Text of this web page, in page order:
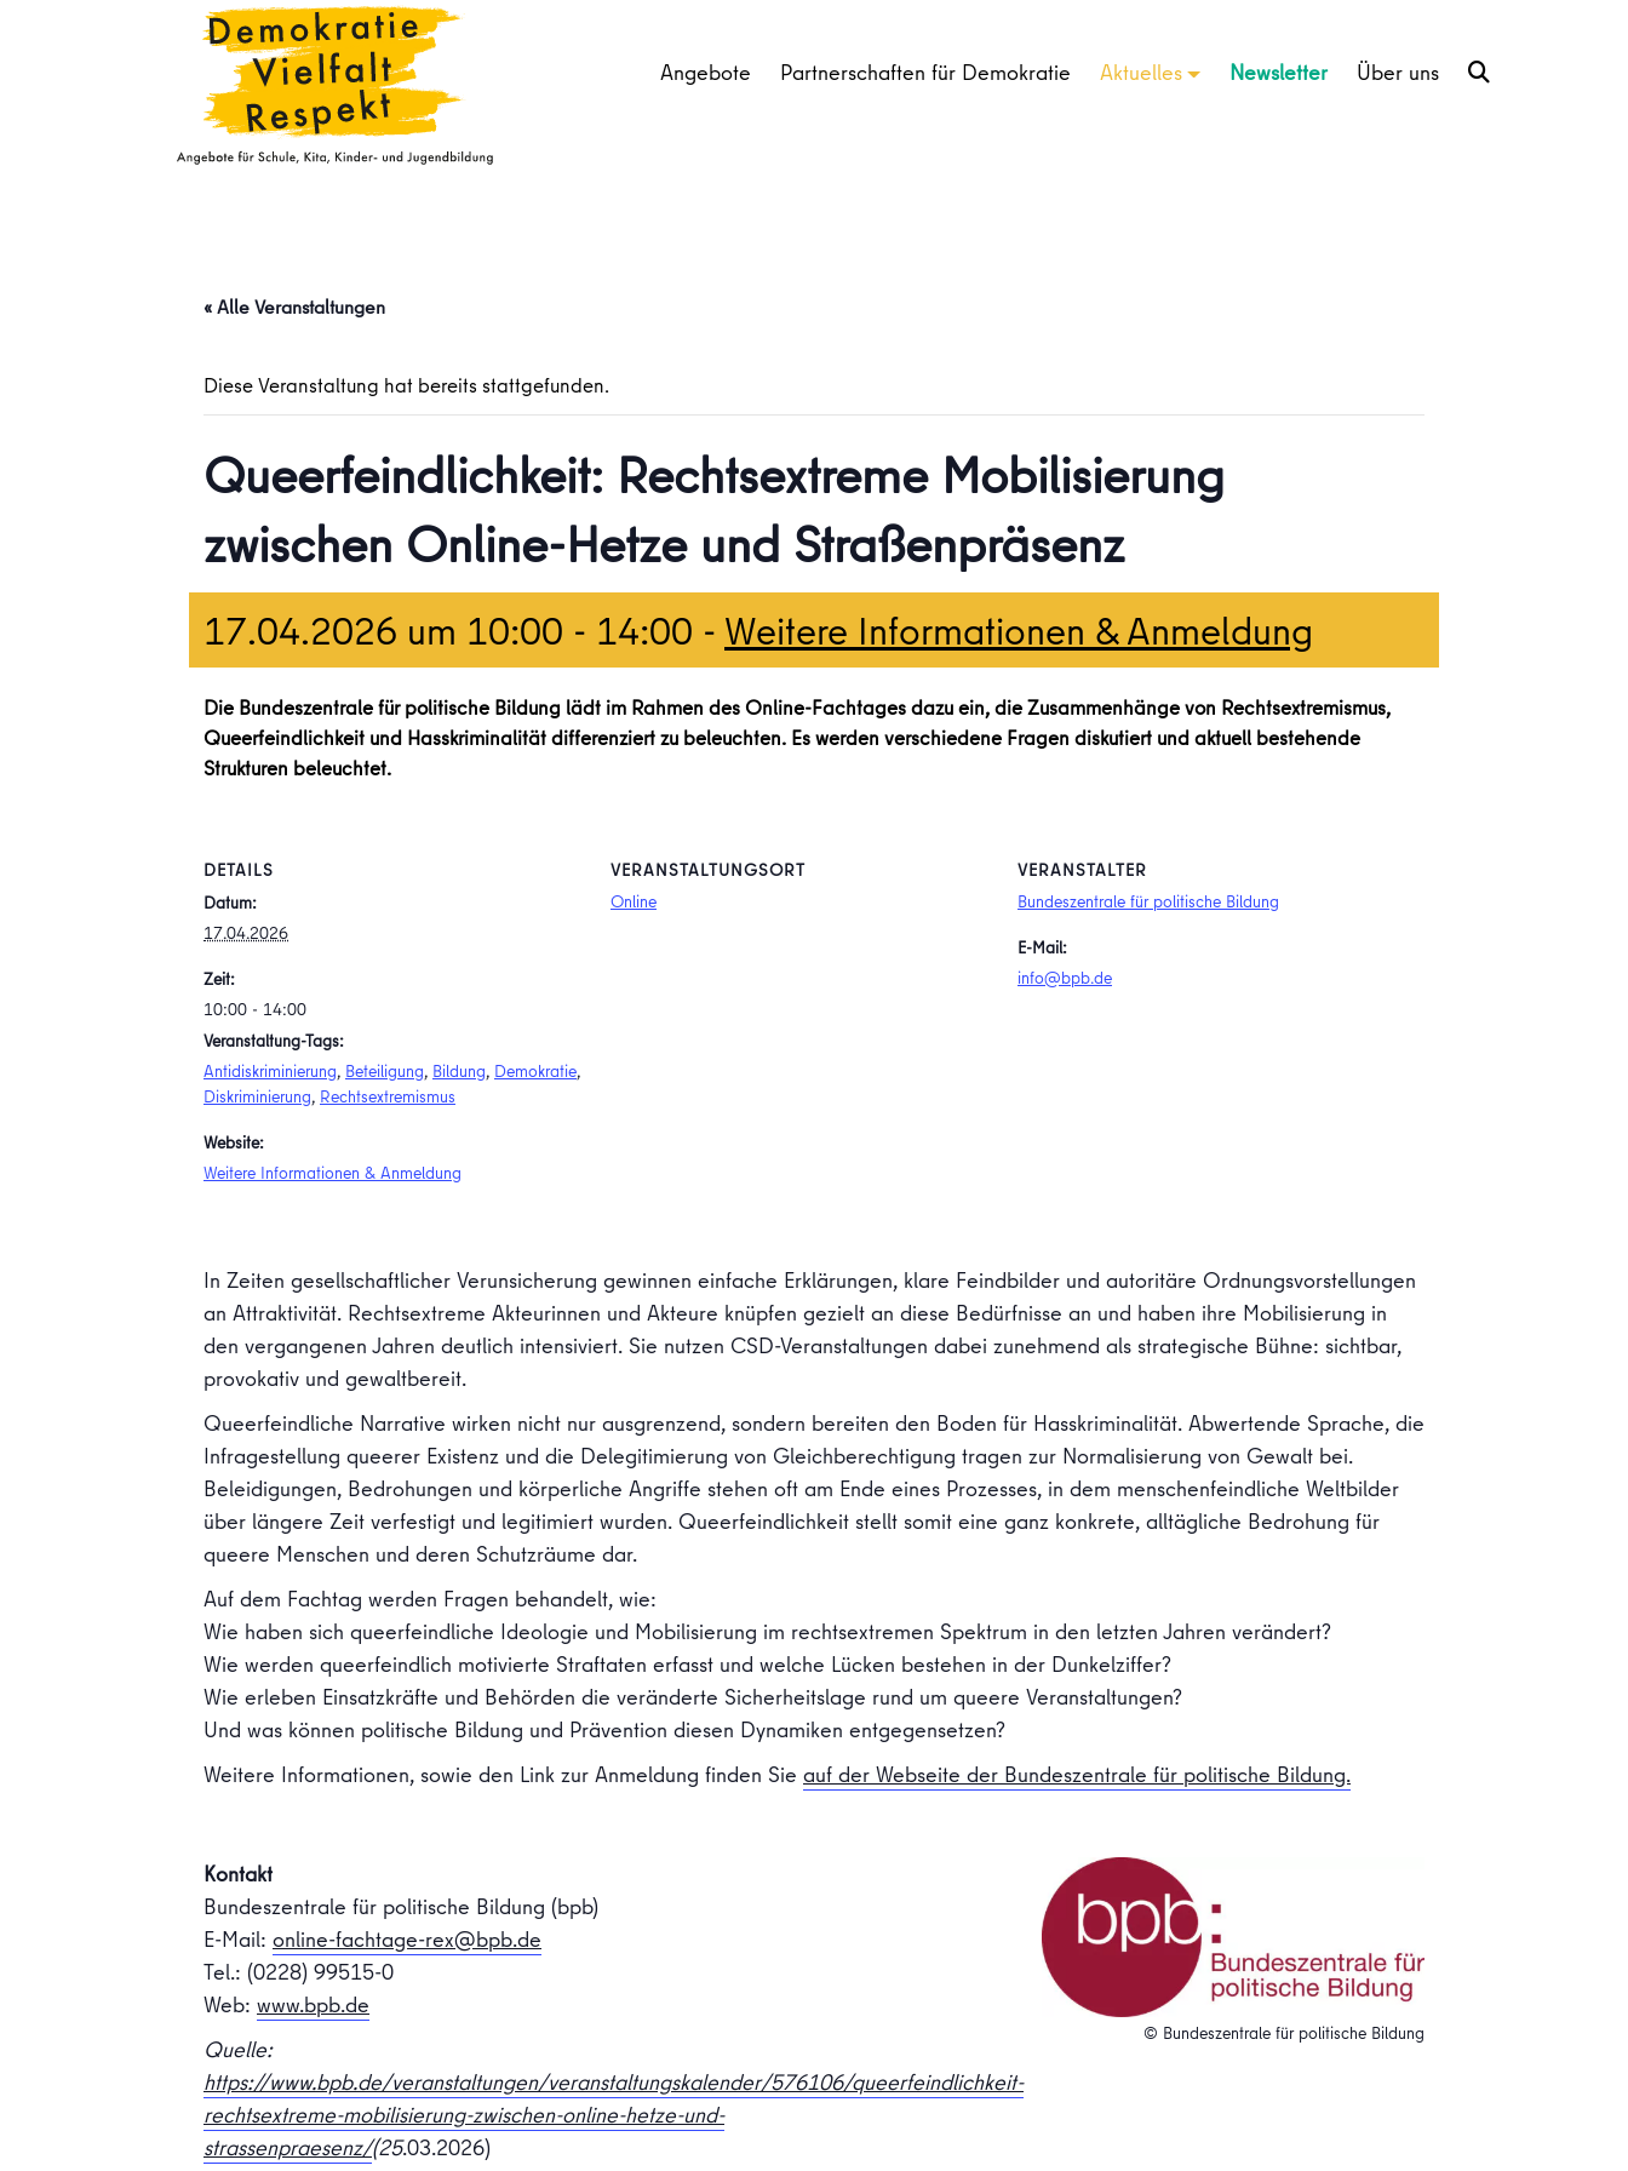
Angebote Partnerschaften für Demokratie Aktuelles Newsletter Über uns
« Alle Veranstaltungen
Diese Veranstaltung hat bereits stattgefunden.
Queerfeindlichkeit: Rechtsextreme Mobilisierung
zwischen Online-Hetze und Straßenpräsenz
17.04.2026 um 10:00 - 14:00 - Weitere Informationen & Anmeldung
Die Bundeszentrale für politische Bildung lädt im Rahmen des Online-Fachtages dazu ein, die Zusammenhänge von Rechtsextremismus,
Queerfeindlichkeit und Hasskriminalität differenziert zu beleuchten. Es werden verschiedene Fragen diskutiert und aktuell bestehende
Strukturen beleuchtet.
DETAILS
Datum:
17.04.2026
Zeit:
10:00 - 14:00
Veranstaltung-Tags:
Antidiskriminierung, Beteiligung, Bildung, Demokratie,
Diskriminierung, Rechtsextremismus
Website:
Weitere Informationen & Anmeldung
VERANSTALTUNGSORT
Online
VERANSTALTER
Bundeszentrale für politische Bildung
E-Mail:
info@bpb.de
In Zeiten gesellschaftlicher Verunsicherung gewinnen einfache Erklärungen, klare Feindbilder und autoritäre Ordnungsvorstellungen
an Attraktivität. Rechtsextreme Akteurinnen und Akteure knüpfen gezielt an diese Bedürfnisse an und haben ihre Mobilisierung in
den vergangenen Jahren deutlich intensiviert. Sie nutzen CSD-Veranstaltungen dabei zunehmend als strategische Bühne: sichtbar,
provokativ und gewaltbereit.
Queerfeindliche Narrative wirken nicht nur ausgrenzend, sondern bereiten den Boden für Hasskriminalität. Abwertende Sprache, die
Infragestellung queerer Existenz und die Delegitimierung von Gleichberechtigung tragen zur Normalisierung von Gewalt bei.
Beleidigungen, Bedrohungen und körperliche Angriffe stehen oft am Ende eines Prozesses, in dem menschenfeindliche Weltbilder
über längere Zeit verfestigt und legitimiert wurden. Queerfeindlichkeit stellt somit eine ganz konkrete, alltägliche Bedrohung für
queere Menschen und deren Schutzräume dar.
Auf dem Fachtag werden Fragen behandelt, wie:
Wie haben sich queerfeindliche Ideologie und Mobilisierung im rechtsextremen Spektrum in den letzten Jahren verändert?
Wie werden queerfeindlich motivierte Straftaten erfasst und welche Lücken bestehen in der Dunkelziffer?
Wie erleben Einsatzkräfte und Behörden die veränderte Sicherheitslage rund um queere Veranstaltungen?
Und was können politische Bildung und Prävention diesen Dynamiken entgegensetzen?
Weitere Informationen, sowie den Link zur Anmeldung finden Sie auf der Webseite der Bundeszentrale für politische Bildung.
Kontakt
Bundeszentrale für politische Bildung (bpb)
E-Mail: online-fachtage-rex@bpb.de
Tel.: (0228) 99515-0
Web: www.bpb.de
Quelle:
https://www.bpb.de/veranstaltungen/veranstaltungskalender/576106/queerfeindlichkeit-
rechtsextreme-mobilisierung-zwischen-online-hetze-und-
strassenpraesenz/(25.03.2026)
© Bundeszentrale für politische Bildung